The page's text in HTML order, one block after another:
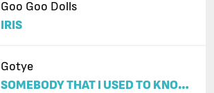
Goo Goo Dolls
IRIS
Gotye
SOMEBODY THAT I USED TO KNOW